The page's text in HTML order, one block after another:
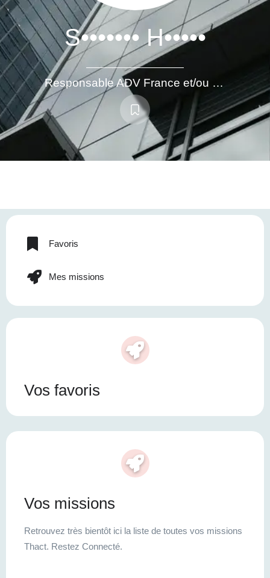
S••••••• H•••••
Responsable ADV France et/ou export
Favoris
Mes missions
Vos favoris
Vos missions
Retrouvez très bientôt ici la liste de toutes vos missions
Thact. Restez Connecté.